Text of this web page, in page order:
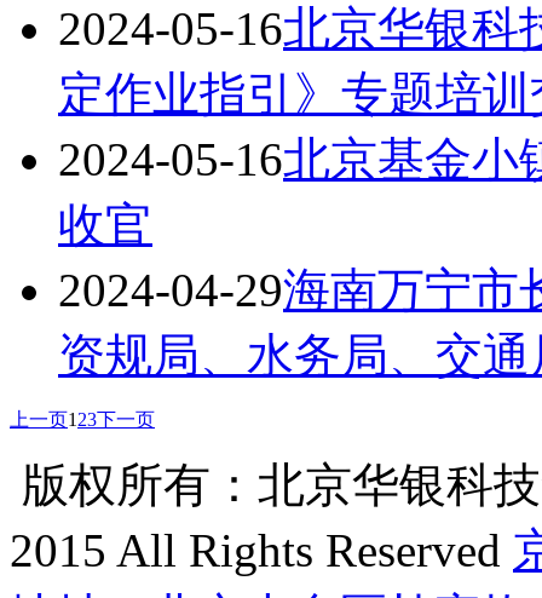
2024-05-16北京华银科
定作业指引》专题培
2024-05-16北京基金小
收官
2024-04-29海南万宁市
资规局、水务局、交
上一页1 23下一页
版权所有：北京华银科
2015 All Rights Reserved